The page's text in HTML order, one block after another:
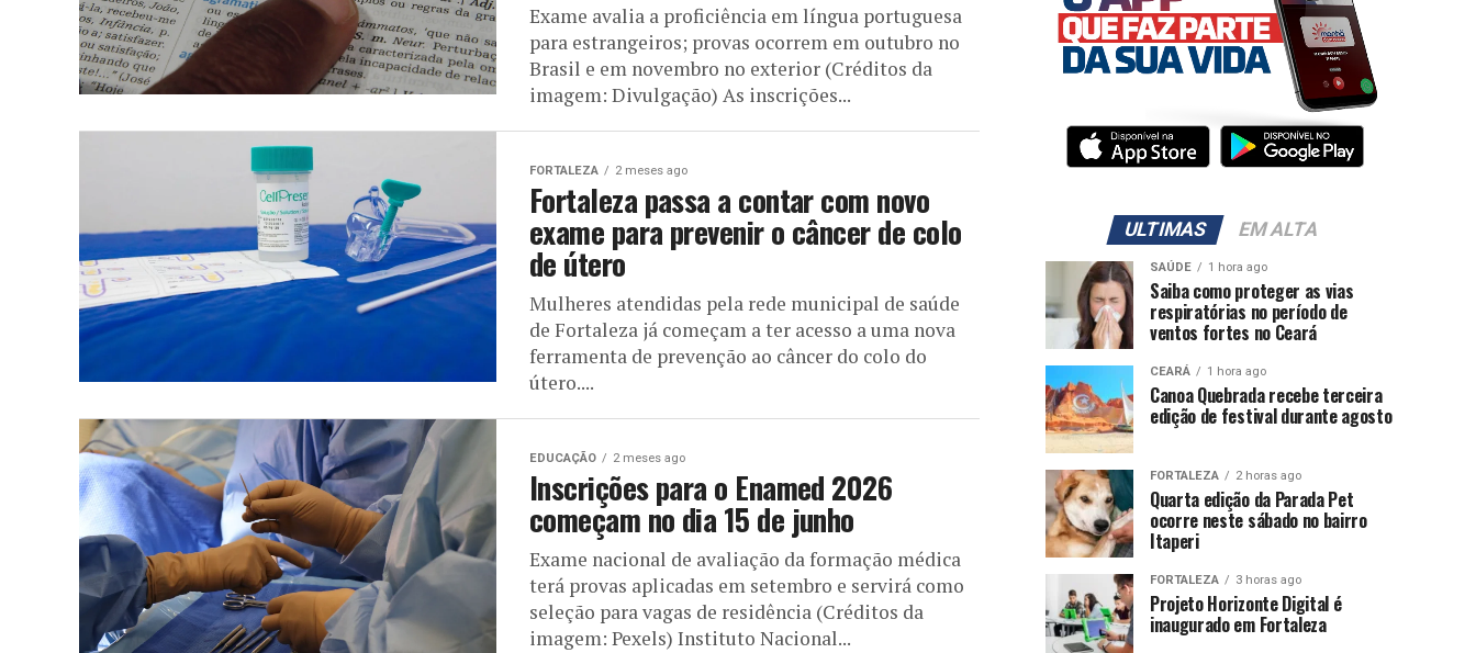
Exame avalia a proficiência em língua portuguesa
para estrangeiros; provas ocorrem em outubro no
Brasil e em novembro no exterior (Créditos da
imagem: Divulgação) As inscrições...
FORTALEZA 2 meses ago
Fortaleza passa a contar com novo
exame para prevenir o câncer de colo
de útero
Mulheres atendidas pela rede municipal de saúde
de Fortaleza já começam a ter acesso a uma nova
ferramenta de prevenção ao câncer do colo do
útero....
EDUCAÇÃO 2 meses ago
Inscrições para o Enamed 2026
começam no dia 15 de junho
Exame nacional de avaliação da formação médica
terá provas aplicadas em setembro e servirá como
seleção para vagas de residência (Créditos da
imagem: Pexels) Instituto Nacional...
ULTIMAS EM ALTA
SAÚDE 1 hora ago
Saiba como proteger as vias
respiratórias no período de
ventos fortes no Ceará
CEARÁ 1 hora ago
Canoa Quebrada recebe terceira
edição de festival durante agosto
FORTALEZA 2 horas ago
Quarta edição da Parada Pet
ocorre neste sábado no bairro
Itaperi
FORTALEZA 3 horas ago
Projeto Horizonte Digital é
inaugurado em Fortaleza